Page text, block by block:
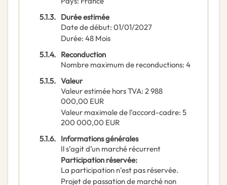
5.1.3. Durée estimée
Date de début: 01/01/2027
Durée: 48 Mois
5.1.4. Reconduction
Nombre maximum de reconductions: 4
5.1.5. Valeur
Valeur estimée hors TVA: 2 988
000,00 EUR
Valeur maximale de l’accord-cadre: 5
200 000,00 EUR
5.1.6. Informations générales
Il s’agit d’un marché récurrent
Participation réservée:
La participation n’est pas réservée.
Projet de passation de marché non